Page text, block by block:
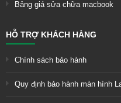
Bảng giá sửa chữa macbook
HỖ TRỢ KHÁCH HÀNG
Chính sách bảo hành
Quy định bảo hành màn hình